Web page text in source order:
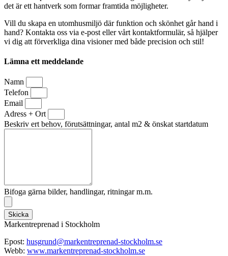
det är ett hantverk som formar framtida möjligheter.
Vill du skapa en utomhusmiljö där funktion och skönhet går hand i
hand? Kontakta oss via e-post eller vårt kontaktformulär, så hjälper
vi dig att förverkliga dina visioner med både precision och stil!
Lämna ett meddelande
Namn
Telefon
Email
Adress + Ort
Beskriv ert behov, förutsättningar, antal m2 & önskat startdatum
Bifoga gärna bilder, handlingar, ritningar m.m.
Skicka
Markentreprenad i Stockholm
Epost: husgrund@markentreprenad-stockholm.se
Webb: www.markentreprenad-stockholm.se